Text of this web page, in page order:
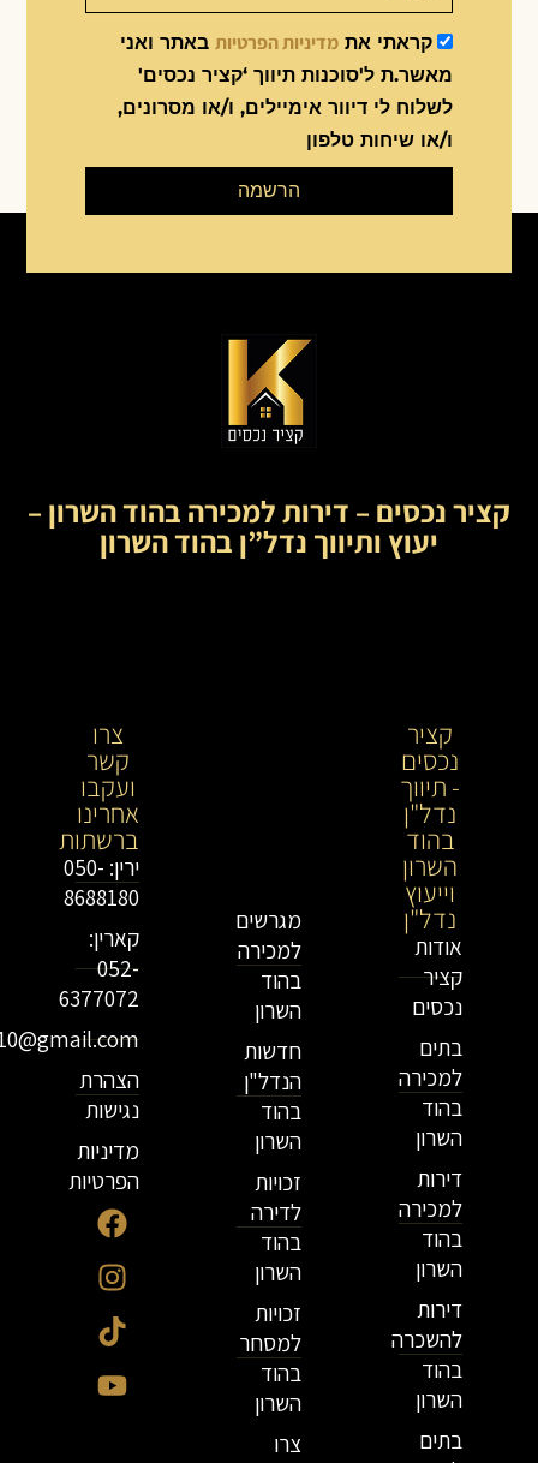
קראתי את מדיניות הפרטיות באתר ואני
מאשר.ת ל'סוכנות תיווך ‘קציר נכסים'
לשלוח לי דיוור אימיילים, ו/או מסרונים,
ו/או שיחות טלפון
הרשמה
קציר נכסים – דירות למכירה בהוד השרון –
יעוץ ותיווך נדל”ן בהוד השרון
קציר
נכסים
- תיווך
נדל"ן
בהוד
השרון
וייעוץ
נדל"ן
אודות
קציר
נכסים
בתים
למכירה
בהוד
השרון
דירות
למכירה
בהוד
השרון
דירות
להשכרה
בהוד
השרון
בתים
מגרשים
למכירה
בהוד
השרון
חדשות
הנדל"ן
בהוד
השרון
זכויות
לדירה
בהוד
השרון
זכויות
למסחר
בהוד
השרון
צרו
צרו
קשר
ועקבו
אחרינו
ברשתות
ירין: 050-
8688180
קארין:
052-
6377072
הצהרת
נגישות
מדיניות
הפרטיות